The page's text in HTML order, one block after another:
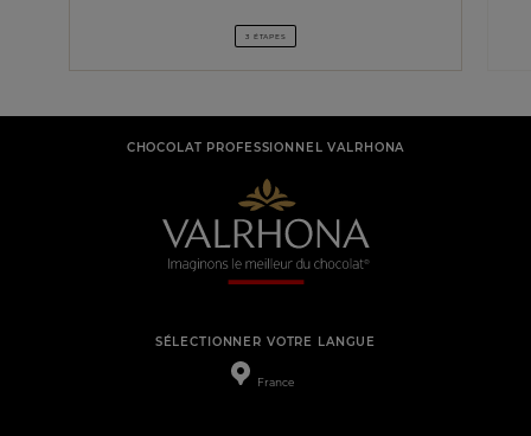
3 ÉTAPES
CHOCOLAT PROFESSIONNEL VALRHONA
SÉLECTIONNER VOTRE LANGUE
France